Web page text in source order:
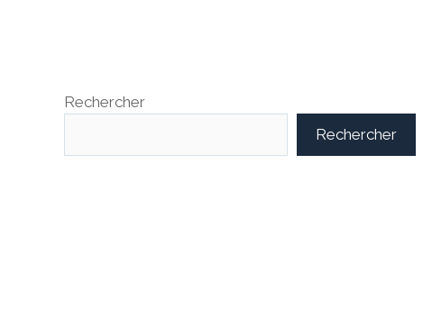
Rechercher
Rechercher